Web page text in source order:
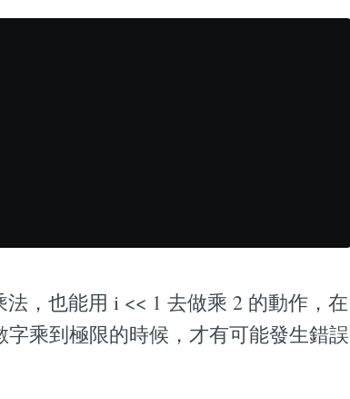
，也能用 i << 1 去做乘 2 的動作，在
乘到極限的時候，才有可能發生錯誤